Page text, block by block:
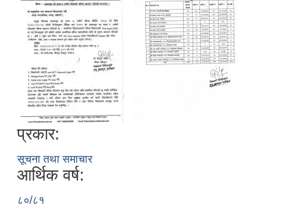
प्रकार:
सूचना तथा समाचार
आर्थिक वर्ष:
८०/८१